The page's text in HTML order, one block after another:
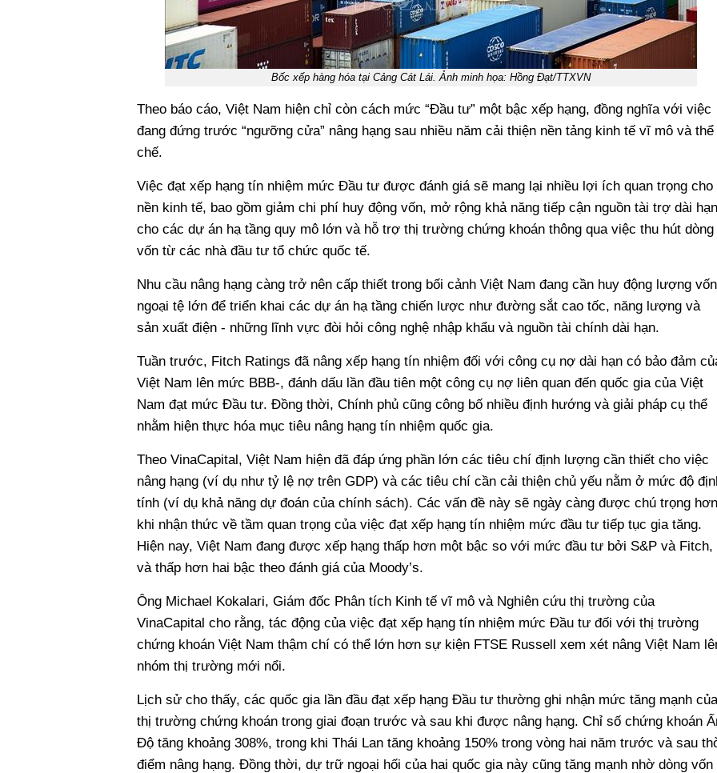
Bốc xếp hàng hóa tại Cảng Cát Lái. Ảnh minh họa: Hồng Đạt/TTXVN
Theo báo cáo, Việt Nam hiện chỉ còn cách mức “Đầu tư” một bậc xếp hạng, đồng nghĩa với việc
đang đứng trước “ngưỡng cửa” nâng hạng sau nhiều năm cải thiện nền tảng kinh tế vĩ mô và thể
chế.
Việc đạt xếp hạng tín nhiệm mức Đầu tư được đánh giá sẽ mang lại nhiều lợi ích quan trọng cho
nền kinh tế, bao gồm giảm chi phí huy động vốn, mở rộng khả năng tiếp cận nguồn tài trợ dài hạn
cho các dự án hạ tầng quy mô lớn và hỗ trợ thị trường chứng khoán thông qua việc thu hút dòng
vốn từ các nhà đầu tư tổ chức quốc tế.
Nhu cầu nâng hạng càng trở nên cấp thiết trong bối cảnh Việt Nam đang cần huy động lượng vốn
ngoại tệ lớn để triển khai các dự án hạ tầng chiến lược như đường sắt cao tốc, năng lượng và
sản xuất điện - những lĩnh vực đòi hỏi công nghệ nhập khẩu và nguồn tài chính dài hạn.
Tuần trước, Fitch Ratings đã nâng xếp hạng tín nhiệm đối với công cụ nợ dài hạn có bảo đảm
Việt Nam lên mức BBB-, đánh dấu lần đầu tiên một công cụ nợ liên quan đến quốc gia của Việt
Nam đạt mức Đầu tư. Đồng thời, Chính phủ cũng công bố nhiều định hướng và giải pháp cụ thể
nhằm hiện thực hóa mục tiêu nâng hạng tín nhiệm quốc gia.
Theo VinaCapital, Việt Nam hiện đã đáp ứng phần lớn các tiêu chí định lượng cần thiết cho việc
nâng hạng (ví dụ như tỷ lệ nợ trên GDP) và các tiêu chí cần cải thiện chủ yếu nằm ở mức độ
tính (ví dụ khả năng dự đoán của chính sách). Các vấn đề này sẽ ngày càng được chú trọng hơn
khi nhận thức về tầm quan trọng của việc đạt xếp hạng tín nhiệm mức đầu tư tiếp tục gia tăng.
Hiện nay, Việt Nam đang được xếp hạng thấp hơn một bậc so với mức đầu tư bởi S&P và Fitch,
và thấp hơn hai bậc theo đánh giá của Moody’s.
Ông Michael Kokalari, Giám đốc Phân tích Kinh tế vĩ mô và Nghiên cứu thị trường của
VinaCapital cho rằng, tác động của việc đạt xếp hạng tín nhiệm mức Đầu tư đối với thị trường
chứng khoán Việt Nam thậm chí có thể lớn hơn sự kiện FTSE Russell xem xét nâng Việt Nam
nhóm thị trường mới nổi.
Lịch sử cho thấy, các quốc gia lần đầu đạt xếp hạng Đầu tư thường ghi nhận mức tăng mạnh của
thị trường chứng khoán trong giai đoạn trước và sau khi được nâng hạng. Chỉ số chứng khoán
Độ tăng khoảng 308%, trong khi Thái Lan tăng khoảng 150% trong vòng hai năm trước và sau
điểm nâng hạng. Đồng thời, dự trữ ngoại hối của hai quốc gia này cũng tăng mạnh nhờ dòng vốn